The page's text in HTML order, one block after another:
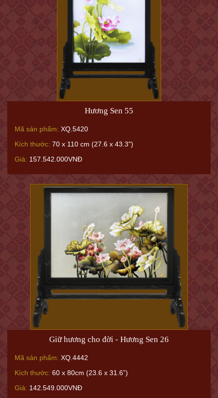
Hương Sen 55
Mã sản phẩm: XQ.5420
Kích thước: 70 x 110 cm (27.6 x 43.3")
Giá: 157.542.000VNĐ
Giữ hương cho đời - Hương Sen 26
Mã sản phẩm: XQ.4442
Kích thước: 60 x 80cm (23.6 x 31.6”)
Giá: 142.549.000VNĐ